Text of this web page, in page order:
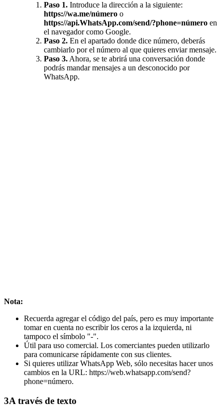
Paso 1. Introduce la dirección a la siguiente:
https://wa.me/número o
https://api.WhatsApp.com/send/?phone=número en
el navegador como Google.
Paso 2. En el apartado donde dice número, deberás
cambiarlo por el número al que quieres enviar mensaje.
Paso 3. Ahora, se te abrirá una conversación donde
podrás mandar mensajes a un desconocido por
WhatsApp.
Nota:
Recuerda agregar el código del país, pero es muy importante
tomar en cuenta no escribir los ceros a la izquierda, ni
tampoco el símbolo "-".
Útil para uso comercial. Los comerciantes pueden utilizarlo
para comunicarse rápidamente con sus clientes.
Si quieres utilizar WhatsApp Web, sólo necesitas hacer unos
cambios en la URL: https://web.whatsapp.com/send?
phone=número.
3A través de texto